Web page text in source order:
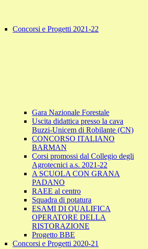
Concorsi e Progetti 2021-22
Gara Nazionale Forestale
Uscita didattica presso la cava
Buzzi-Unicem di Robilante (CN)
CONCORSO ITALIANO
BARMAN
Corsi promossi dal Collegio degli
Agrotecnici a.s. 2021-22
A SCUOLA CON GRANA
PADANO
RAEE al centro
Squadra di potatura
ESAMI DI QUALIFICA
OPERATORE DELLA
RISTORAZIONE
Progetto BBE
Concorsi e Progetti 2020-21